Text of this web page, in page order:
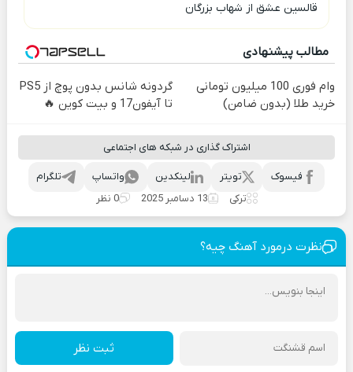
قالسین عشق از شهاب بزرگان
مطالب پیشنهادی
وام فوری 100 میلیون تومانی
خرید طلا (بدون ضامن)
گردونه شانس بدون پوچ از PS5
تا آیفون17 و بیت کوین 🔥
اشتراک گذاری در شبکه های اجتماعی
تلگرام واتساپ لینکدین تویتر
فیسوک
ترکی
13 دسامبر 2025 0 نظر
نظرت درمورد آهنگ چیه؟
ثبت نظر